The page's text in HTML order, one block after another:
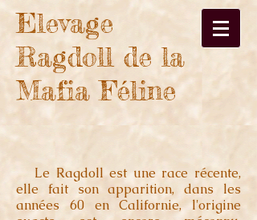
Elevage
Ragdoll de la
Mafia Féline
Le Ragdoll est une race récente,
elle fait son apparition, dans les
années 60 en Californie, l'origine